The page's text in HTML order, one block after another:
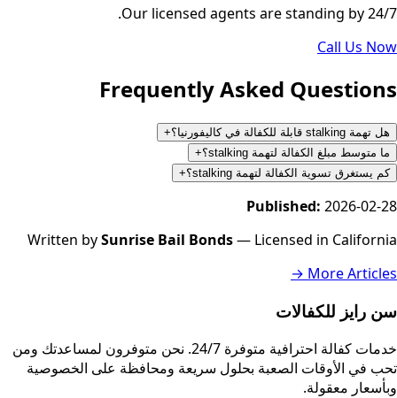
Our licensed agents are standing by 24/7.
Call Us Now
Frequently Asked Questions
هل تهمة stalking قابلة للكفالة في كاليفورنيا؟
+
ما متوسط مبلغ الكفالة لتهمة stalking؟
+
كم يستغرق تسوية الكفالة لتهمة stalking؟
+
Published: 2026-02-28
Written bySunrise Bail Bonds— Licensed in California
More Articles →
سن رايز للكفالات
خدمات كفالة احترافية متوفرة 24/7. نحن متوفرون لمساعدتك ومن
تحب في الأوقات الصعبة بحلول سريعة ومحافظة على الخصوصية
وبأسعار معقولة.